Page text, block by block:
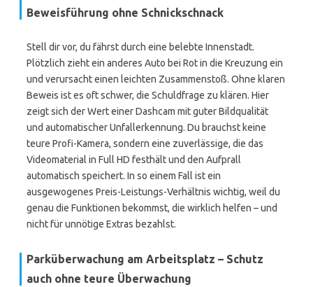
Beweisführung ohne Schnickschnack
Stell dir vor, du fährst durch eine belebte Innenstadt.
Plötzlich zieht ein anderes Auto bei Rot in die Kreuzung ein
und verursacht einen leichten Zusammenstoß. Ohne klaren
Beweis ist es oft schwer, die Schuldfrage zu klären. Hier
zeigt sich der Wert einer Dashcam mit guter Bildqualität
und automatischer Unfallerkennung. Du brauchst keine
teure Profi-Kamera, sondern eine zuverlässige, die das
Videomaterial in Full HD festhält und den Aufprall
automatisch speichert. In so einem Fall ist ein
ausgewogenes Preis-Leistungs-Verhältnis wichtig, weil du
genau die Funktionen bekommst, die wirklich helfen – und
nicht für unnötige Extras bezahlst.
Parküberwachung am Arbeitsplatz – Schutz
auch ohne teure Überwachung